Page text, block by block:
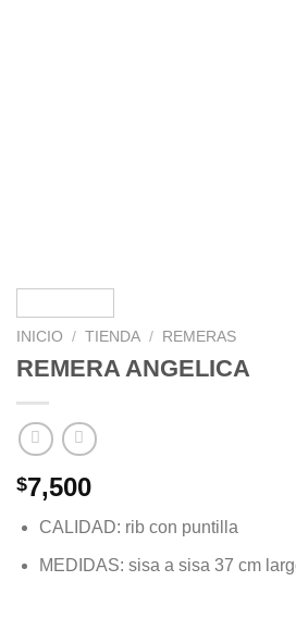
INICIO / TIENDA / REMERAS
REMERA ANGELICA
$7,500
CALIDAD: rib con puntilla
MEDIDAS: sisa a sisa 37 cm